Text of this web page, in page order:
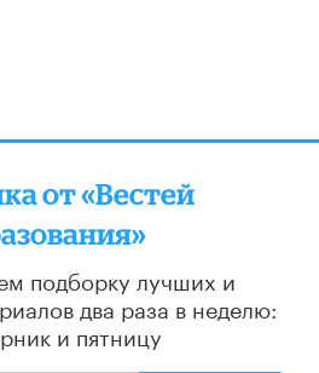
от «Вестей
подборку лучших и
два раза в неделю:
и пятницу